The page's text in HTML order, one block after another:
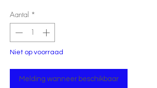
Aantal *
Niet op voorraad
Melding wanneer beschikbaar